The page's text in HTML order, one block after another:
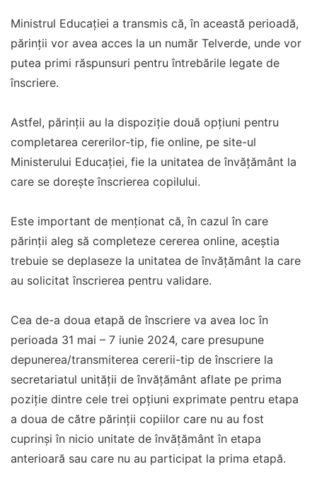
Ministrul Educației a transmis că, în această perioadă,
părinții vor avea acces la un număr Telverde, unde vor
putea primi răspunsuri pentru întrebările legate de
înscriere.
Astfel, părinții au la dispoziție două opțiuni pentru
completarea cererilor-tip, fie online, pe site-ul
Ministerului Educației, fie la unitatea de învățământ la
care se dorește înscrierea copilului.
Este important de menționat că, în cazul în care
părinții aleg să completeze cererea online, aceștia
trebuie se deplaseze la unitatea de învățământ la care
au solicitat înscrierea pentru validare.
Cea de-a doua etapă de înscriere va avea loc în
perioada 31 mai – 7 iunie 2024, care presupune
depunerea/transmiterea cererii-tip de înscriere la
secretariatul unității de învățământ aflate pe prima
poziție dintre cele trei opțiuni exprimate pentru etapa
a doua de către părinții copiilor care nu au fost
cuprinși în nicio unitate de învățământ în etapa
anterioară sau care nu au participat la prima etapă.